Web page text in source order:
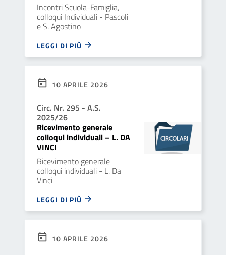
Incontri Scuola-Famiglia,
colloqui Individuali - Pascoli
e S. Agostino
LEGGI DI PIÙ
10 APRILE 2026
Circ. Nr. 295 - A.S.
2025/26
Ricevimento generale
colloqui individuali – L. DA
VINCI
Ricevimento generale
colloqui individuali - L. Da
Vinci
LEGGI DI PIÙ
10 APRILE 2026